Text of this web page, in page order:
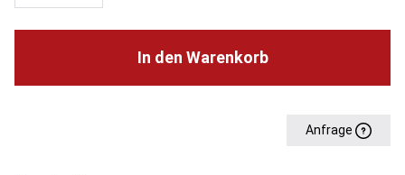
In den Warenkorb
Anfrage